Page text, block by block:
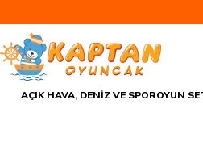
AÇIK HAVA, DENİZ VE SPOROYUN